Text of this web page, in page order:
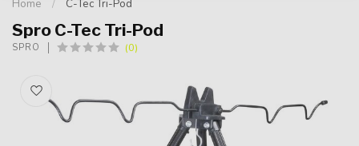
Home / C-Tec Tri-Pod
Spro C-Tec Tri-Pod
SPRO (0)